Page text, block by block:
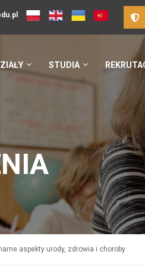
STUDIA
aspekty urody, zdrowia i choroby